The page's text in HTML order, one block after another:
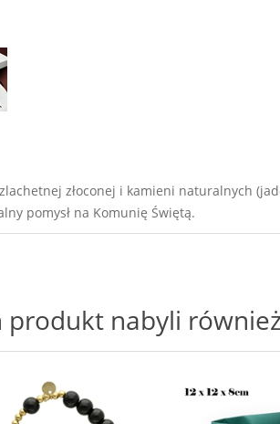
złoconej i kamieni naturalnych
pomysł na Komunię Świętą.
nabyli